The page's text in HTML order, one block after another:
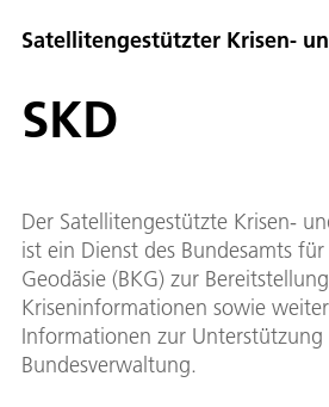
Satellitengestützter Krisen-
SKD
Der Satellitengestützte Krisen-
ist ein Dienst des Bundesamts
Geodäsie (BKG) zur
Kriseninformationen sowie
Informationen zur Unterstützung
Bundesverwaltung.